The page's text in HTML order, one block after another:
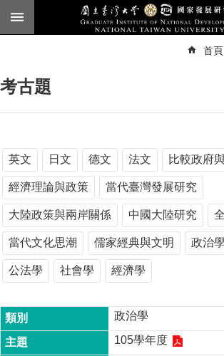
跳到主要內容區塊
臺
English
公
告
本
所
簡
介
所
成
員
首頁
考古題
英文 日文 德文 法文 比較政府
經濟理論與政策 當代臺灣發展研究
大陸政策與兩岸關係 中國大陸研究
當代文化思潮 儒家經典與文明 政治學
公法學 社會學 經濟學
政治學
105學年度